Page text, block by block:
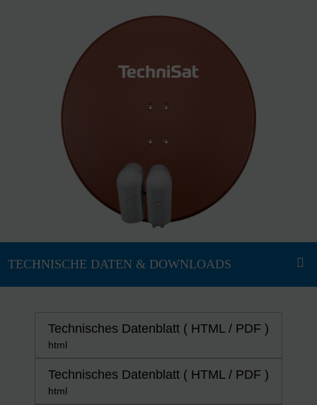
Technisches Datenblatt ( HTML / PDF )
html
Technisches Datenblatt ( HTML / PDF )
html